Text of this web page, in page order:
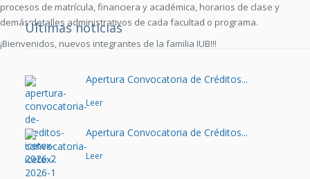
procesos de matrícula, financiera y académica, horarios de clase y
demás detalles administrativos de cada facultad o programa.
¡Bienvenidos, nuevos integrantes de la familia IUB!!!
Últimas noticias
Apertura Convocatoria de Créditos...
Leer
Apertura Convocatoria de Créditos...
Leer